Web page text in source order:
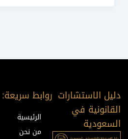
دليل الاستشارات
القانونية في
السعودية
روابط سريعة:
الرئيسية
من نحن